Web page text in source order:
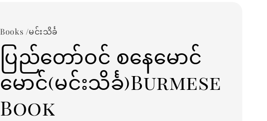
Books /မင်းသိင်္ခ
ပြည်တော်ဝင် စနေမောင်
မောင်(မင်းသိင်္ခ)Burmese
Book